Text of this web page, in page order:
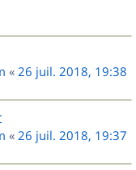
« 26 juil. 2018, 19:38
« 26 juil. 2018, 19:37